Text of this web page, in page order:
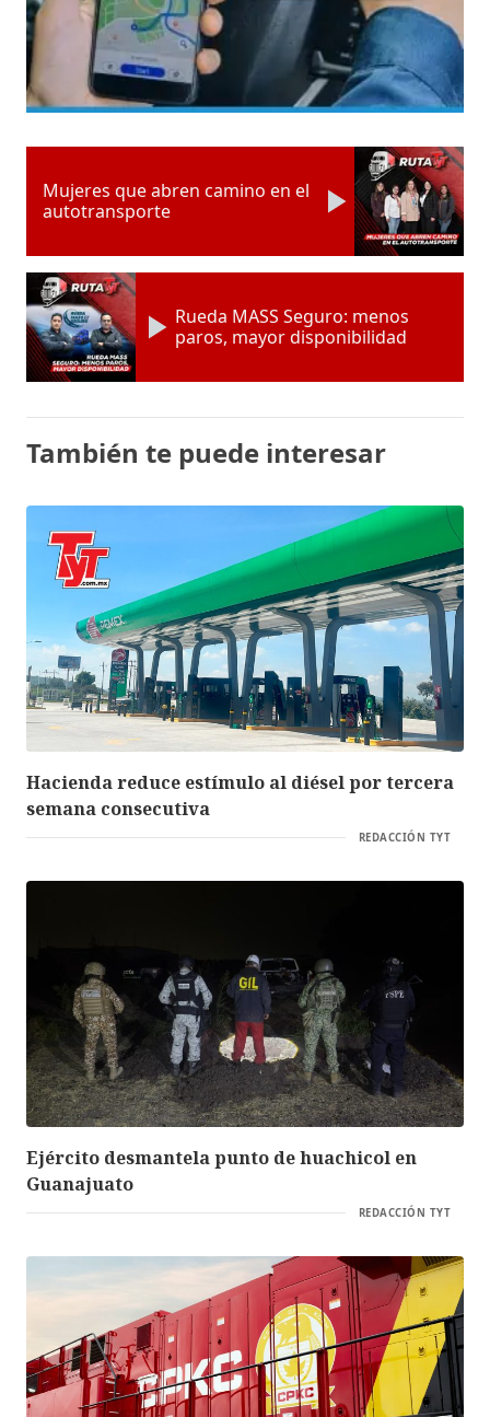
Mujeres que abren camino en el
autotransporte
Rueda MASS Seguro: menos
paros, mayor disponibilidad
También te puede interesar
Hacienda reduce estímulo al diésel por tercera
semana consecutiva
REDACCIÓN TYT
Ejército desmantela punto de huachicol en
Guanajuato
REDACCIÓN TYT